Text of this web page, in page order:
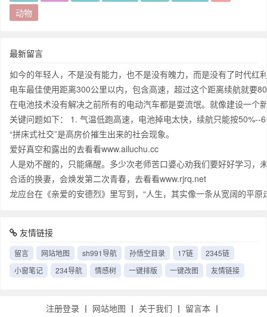
动物
最新留言
如今的年轻人，不是没有能力，也不是没有魄力，而是没有了时代
电车最佳使用距离300公里以内，包含高速，超过这个距离续航就要
在电池技术没有解决之前所有的电动汽车都是耍流氓。就像建设一
关键问题如下： 1. 气温低跑高速，电池掉电太快，续航只能按
“拼床式社交”是高房价摧生出来的社会现象。
爱好真空和露出的去看看www.ailuchu.cc
人是劝不醒的，只能痛醒。多少次老师苦口婆心劝我们要好好学习
合适的换妻，会焕发第二次青春，去看看www.rjrq.net
龙应台在《亲爱的安德烈》里写到，“人生，其实像一条从宽阔的平
友情链接
留言 网站地图 sh991导航 孙悟空目录 17链
2345链
小窗笔记
234导航 情感树 一键排版 一键改图 友情链接
注册登录 丨 网站地图 丨 关于我们 丨 留言本 丨